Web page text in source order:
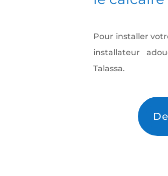
Pour installer
installateur
Talassa.